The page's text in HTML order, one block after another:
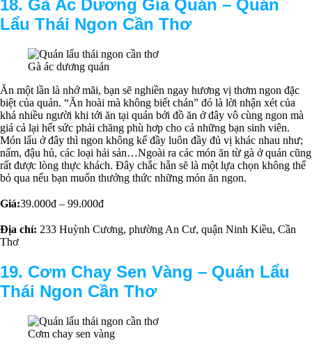
18. Gà Ác Dương Gia Quán – Quán
Lẩu Thái Ngon Cần Thơ
Gà ác dương quán
Ăn một lần là nhớ mãi, bạn sẽ nghiền ngay hương vị thơm ngon đặc
biệt của quán. “Ăn hoài mà không biết chán” đó là lời nhận xét của
khá nhiều người khi tới ăn tại quán bởi đồ ăn ở đây vô cùng ngon mà
giá cả lại hết sức phải chăng phù hơp cho cả những bạn sinh viên.
Món lẩu ở đây thì ngon không kể đầy luôn đầy đủ vị khác nhau như;
nấm, đậu hủ, các loại hải sản…Ngoài ra các món ăn từ gà ở quán cũng
rất được lòng thực khách. Đây chắc hẵn sẽ là một lựa chọn không thể
bỏ qua nếu bạn muốn thưởng thức những món ăn ngon.
Giá:39.000đ – 99.000đ
Địa chỉ: 233 Huỳnh Cương, phường An Cư, quận Ninh Kiều, Cần
Thơ
19. Cơm Chay Sen Vàng – Quán Lẩu
Thái Ngon Cần Thơ
Cơm chay sen vàng